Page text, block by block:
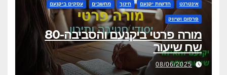
אינטרנט חדשות יקנעם חינוך מחשבים עסקים ביקנעם
פרסום ושיווק
מורה פרטי ביקנעם והסביבה-80
שח שיעור
08/06/2025